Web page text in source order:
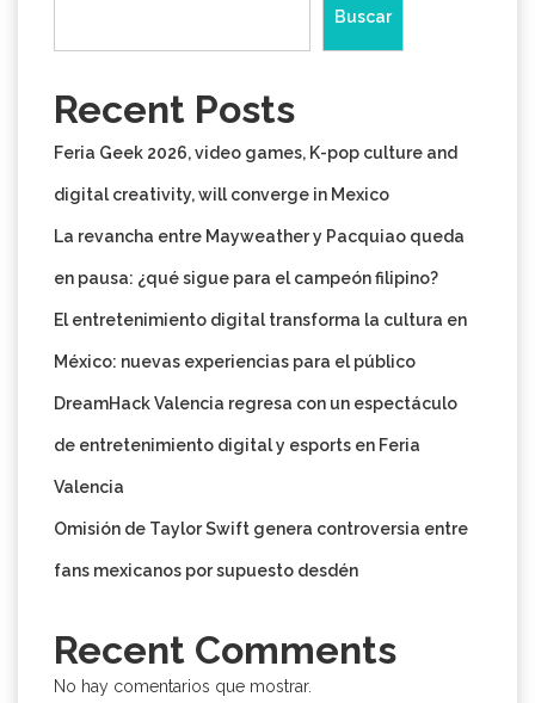
Buscar
Recent Posts
Feria Geek 2026, video games, K-pop culture and
digital creativity, will converge in Mexico
La revancha entre Mayweather y Pacquiao queda
en pausa: ¿qué sigue para el campeón filipino?
El entretenimiento digital transforma la cultura en
México: nuevas experiencias para el público
DreamHack Valencia regresa con un espectáculo
de entretenimiento digital y esports en Feria
Valencia
Omisión de Taylor Swift genera controversia entre
fans mexicanos por supuesto desdén
Recent Comments
No hay comentarios que mostrar.